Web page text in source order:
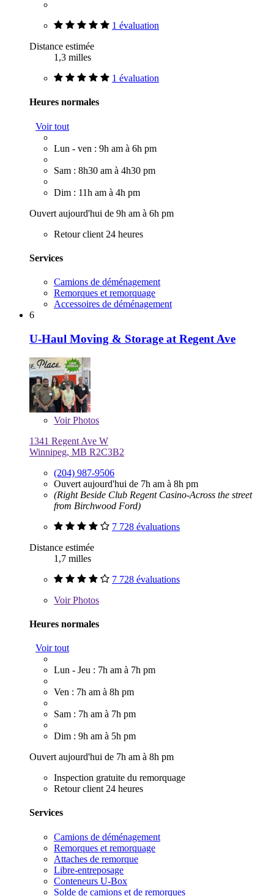
1 évaluation
Distance estimée
1,3 milles
1 évaluation
Heures normales
Voir tout
Lun - ven : 9h am à 6h pm
Sam : 8h30 am à 4h30 pm
Dim : 11h am à 4h pm
Ouvert aujourd'hui de 9h am à 6h pm
Retour client 24 heures
Services
Camions de déménagement
Remorques et remorquage
Accessoires de déménagement
6
U-Haul Moving & Storage at Regent Ave
VoirPhotos
1341 Regent Ave W
Winnipeg, MB R2C3B2
(204) 987-9506
Ouvert aujourd'hui de 7h am à 8h pm
(Right Beside Club Regent Casino-Across the street
from Birchwood Ford)
7 728 évaluations
Distance estimée
1,7 milles
7 728 évaluations
VoirPhotos
Heures normales
Voir tout
Lun - Jeu : 7h am à 7h pm
Ven : 7h am à 8h pm
Sam : 7h am à 7h pm
Dim : 9h am à 5h pm
Ouvert aujourd'hui de 7h am à 8h pm
Inspection gratuite du remorquage
Retour client 24 heures
Services
Camions de déménagement
Remorques et remorquage
Attaches de remorque
Libre-entreposage
Conteneurs U-Box
Solde de camions et de remorques